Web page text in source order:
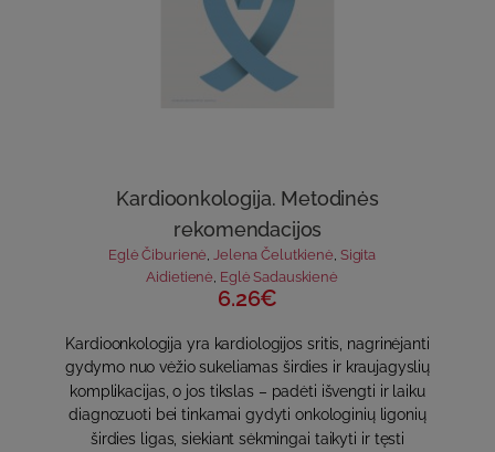
Kardioonkologija. Metodinės
rekomendacijos
Eglė Čiburienė,Jelena Čelutkienė, Sigita
Aidietienė Eglė Sadauskienė
6.26€
Kardioonkologija yra kardiologijos sritis, nagrinėjanti
gydymo nuo vėžio sukeliamas širdies ir kraujagyslių
komplikacijas, o jos tikslas – padėti išvengti ir laiku
diagnozuoti bei tinkamai gydyti onkologinių ligonių
širdies ligas, siekiant sėkmingai taikyti ir tęsti